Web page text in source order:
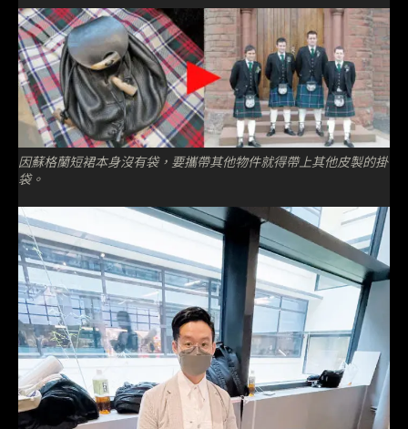
因蘇格蘭短裙本身沒有袋，要攜帶其他物件就得帶上其他皮製的掛
袋。